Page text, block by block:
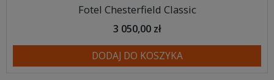
Fotel Chesterfield Classic
3 050,00 zł
DODAJ DO KOSZYKA